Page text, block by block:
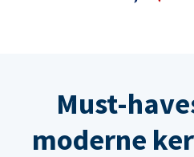
Must-
moderne